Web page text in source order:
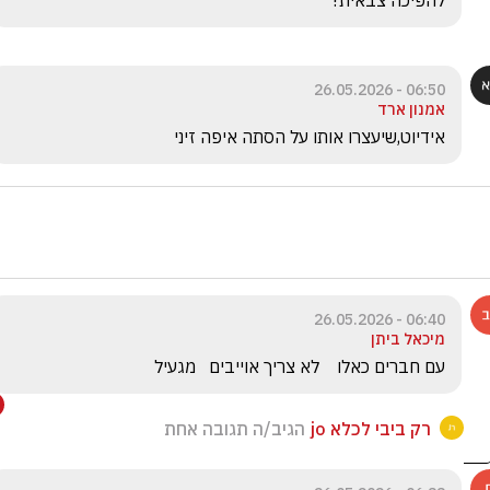
06:50 - 26.05.2026
אמנון ארד
אידיוט,שיעצרו אותו על הסתה איפה זיני
06:40 - 26.05.2026
מיכאל ביתן
עם חברים כאלו    לא צריך אוייבים   מגעיל
רק ביבי לכלא jo הגיב/ה תגובה אחת